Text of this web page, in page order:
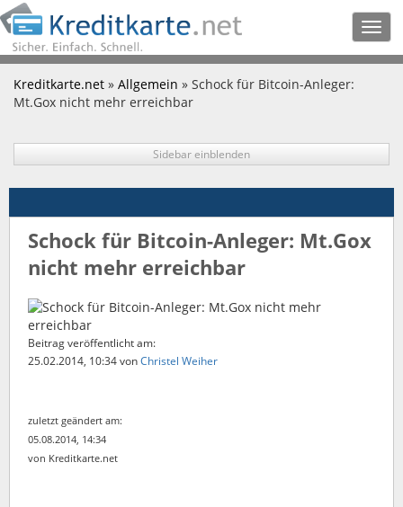
Kreditkarte.net » Allgemein » Schock für Bitcoin-Anleger:
Mt.Gox nicht mehr erreichbar
Sidebar einblenden
Schock für Bitcoin-Anleger: Mt.Gox
nicht mehr erreichbar
Beitrag veröffentlicht am:
25.02.2014, 10:34vonChristel Weiher
zuletzt geändert am:
05.08.2014, 14:34
von Kreditkarte.net